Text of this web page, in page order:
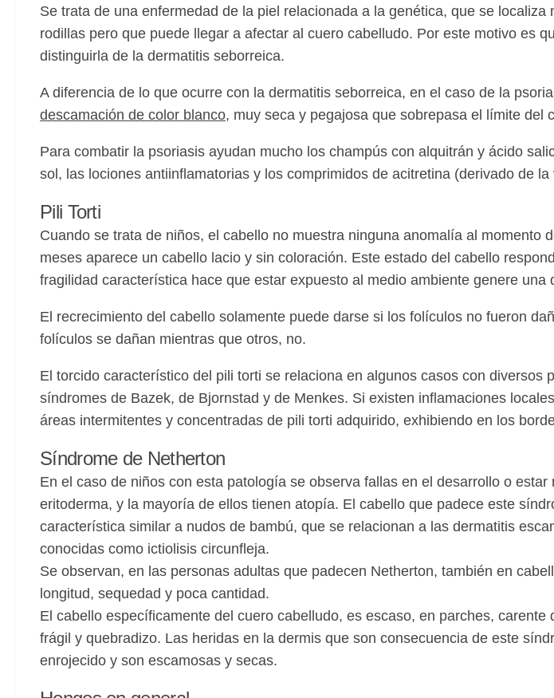
Se trata de una enfermedad de la piel relacionada a la genética, que se localiza
rodillas pero que puede llegar a afectar al cuero cabelludo. Por este motivo es
distinguirla de la dermatitis seborreica.
A diferencia de lo que ocurre con la dermatitis seborreica, en el caso de la
descamación de color blanco, muy seca y pegajosa que sobrepasa el límite del
Para combatir la psoriasis ayudan mucho los champús con alquitrán y ácido
sol, las lociones antiinflamatorias y los comprimidos de acitretina (derivado de la
Pili Torti
Cuando se trata de niños, el cabello no muestra ninguna anomalía al momento
meses aparece un cabello lacio y sin coloración. Este estado del cabello
fragilidad característica hace que estar expuesto al medio ambiente genere una
El recrecimiento del cabello solamente puede darse si los folículos no fueron
folículos se dañan mientras que otros, no.
El torcido característico del pili torti se relaciona en algunos casos con diversos
síndromes de Bazek, de Bjornstad y de Menkes. Si existen inflamaciones
áreas intermitentes y concentradas de pili torti adquirido, exhibiendo en los
Síndrome de Netherton
En el caso de niños con esta patología se observa fallas en el desarrollo o
eritoderma, y la mayoría de ellos tienen atopía. El cabello que padece este
característica similar a nudos de bambú, que se relacionan a las dermatitis
conocidas como ictiolisis circunfleja.
Se observan, en las personas adultas que padecen Netherton, también en
longitud, sequedad y poca cantidad.
El cabello específicamente del cuero cabelludo, es escaso, en parches, carente
frágil y quebradizo. Las heridas en la dermis que son consecuencia de este
enrojecido y son escamosas y secas.